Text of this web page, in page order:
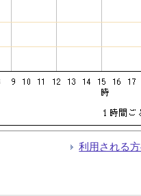
利用される